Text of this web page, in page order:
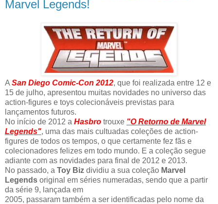
Marvel Legends!
A San Diego Comic-Con 2012, que foi realizada entre 12 e
15 de julho, apresentou muitas novidades no universo das
action-figures e toys colecionáveis previstas para
lançamentos futuros.
No início de 2012 a Hasbro trouxe "O Retorno de Marvel
Legends", uma das mais cultuadas coleções de action-
figures de todos os tempos, o que certamente fez fãs e
colecionadores felizes em todo mundo. E a coleção segue
adiante com as novidades para final de 2012 e 2013.
No passado, a Toy Biz dividiu a sua coleção Marvel
Legends original em séries numeradas, sendo que a partir
da série 9, lançada em
2005, passaram também a ser identificadas pelo nome da